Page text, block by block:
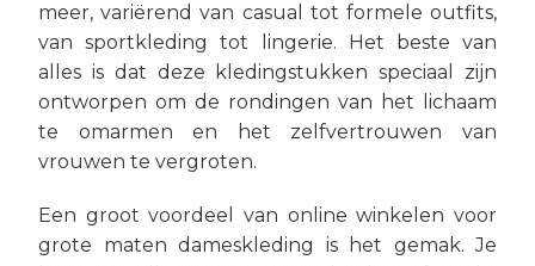
meer, variërend van casual tot formele outfits,
van sportkleding tot lingerie. Het beste van
alles is dat deze kledingstukken speciaal zijn
ontworpen om de rondingen van het lichaam
te omarmen en het zelfvertrouwen van
vrouwen te vergroten.
Een groot voordeel van online winkelen voor
grote maten dameskleding is het gemak. Je